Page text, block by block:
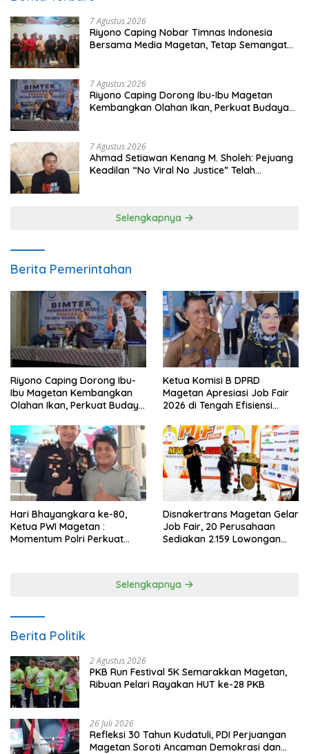
7 Agustus 2026
Riyono Caping Nobar Timnas Indonesia
Bersama Media Magetan, Tetap Semangat
7 Agustus 2026
Riyono Caping Dorong Ibu-Ibu Magetan
Kembangkan Olahan Ikan, Perkuat Budaya
7 Agustus 2026
Ahmad Setiawan Kenang M. Sholeh: Pejuang
Keadilan “No Viral No Justice” Telah
Selengkapnya
Berita Pemerintahan
Riyono Caping Dorong Ibu-
Ibu Magetan Kembangkan
Olahan Ikan, Perkuat Budaya
Ketua Komisi B DPRD
Magetan Apresiasi Job Fair
2026 di Tengah Efisiensi
Hari Bhayangkara ke-80,
Ketua PWI Magetan :
Momentum Polri Perkuat
Disnakertrans Magetan Gelar
Job Fair, 20 Perusahaan
Sediakan 2.159 Lowongan
Selengkapnya
Berita Politik
2 Agustus 2026
PKB Run Festival 5K Semarakkan Magetan,
Ribuan Pelari Rayakan HUT ke-28 PKB
26 Juli 2026
Refleksi 30 Tahun Kudatuli, PDI Perjuangan
Magetan Soroti Ancaman Demokrasi dan